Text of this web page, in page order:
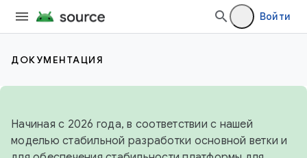
Войти
ДОКУМЕНТАЦИЯ
Начиная с 2026 года, в соответствии с нашей
моделью стабильной разработки основной ветки и